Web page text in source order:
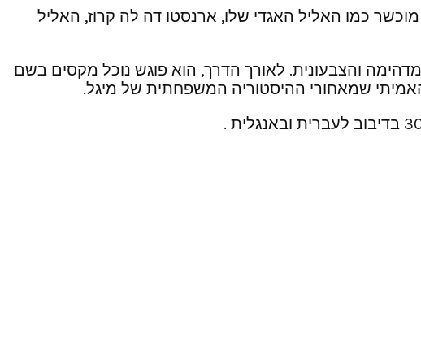
כמו האליל האגדי שלו, ארנסטו דה לה קרוז, האליל
והצבעונית. לאורך הדרך, הוא פוגש נוכל מקסים בשם
שמאחורי ההיסטוריה המשפחתית של מיגל.